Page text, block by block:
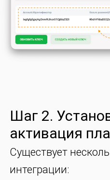
Шаг 2.
активация
Существует
интеграции: